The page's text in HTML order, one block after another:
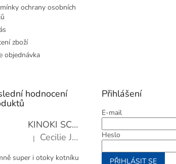
ochrany osobních
zboží
objednávka
hodnocení
KINOKI SC1006 Detoxikační náplasti, 1 balení - 10 ks
Hodnocení produktu je 4 z 5 hvězdiček.
| Cecilie Janotová
super i otoky kotníku
Přihlášení
E-mail
Heslo
PŘIHLÁSIT SE